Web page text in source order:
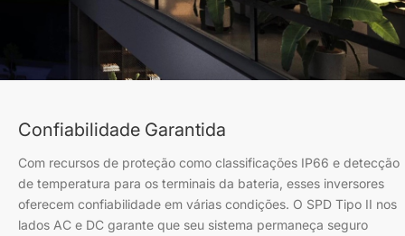
Confiabilidade Garantida
Com recursos de proteção como classificações IP66 e detecção
de temperatura para os terminais da bateria, esses inversores
oferecem confiabilidade em várias condições. O SPD Tipo II nos
lados AC e DC garante que seu sistema permaneça seguro